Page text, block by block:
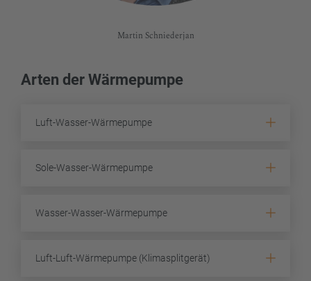
Martin Schniederjan
Arten der Wärmepumpe
Luft-Wasser-Wärmepumpe
Sole-Wasser-Wärmepumpe
Wasser-Wasser-Wärmepumpe
Luft-Luft-Wärmepumpe (Klimasplitgerät)